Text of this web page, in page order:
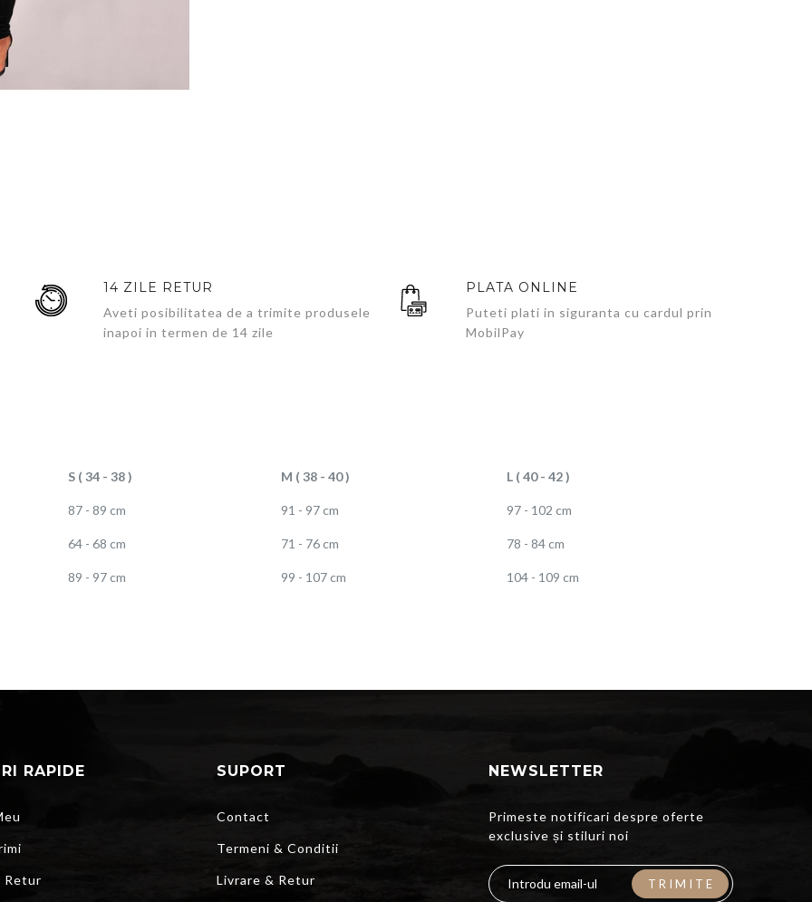
14 ZILE RETUR
Aveti posibilitatea de a trimite produsele
inapoi in termen de 14 zile
PLATA ONLINE
Puteti plati in siguranta cu cardul prin
MobilPay
S ( 34 - 38 ) M ( 38 - 40 ) L ( 40 - 42 )
87 - 89 cm 91 - 97 cm 97 - 102 cm
64 - 68 cm 71 - 76 cm 78 - 84 cm
89 - 97 cm 99 - 107 cm 104 - 109 cm
RAPIDE
Retur
SUPORT
Contact
Termeni & Conditii
Livrare & Retur
NEWSLETTER
Primeste notificari despre oferte
exclusive și stiluri noi
TRIMITE